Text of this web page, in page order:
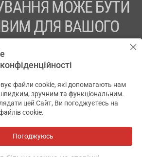
МОЖЕ БУТИ
ДЛЯ ВАШОГО
ПРЕПАРАТУ ПРОКОНСУЛЬТУЙТЕСЬ
911.ЮА» Код ЄДРПОУ 43631965.
від відповідальності
інформаційна система АПТЕКА911.ЮА
файли cookie, які допомагають нам
зручним та функціональним.
цей Сайт, Ви погоджуєтесь на
cookie.
Погоджуюсь
✕